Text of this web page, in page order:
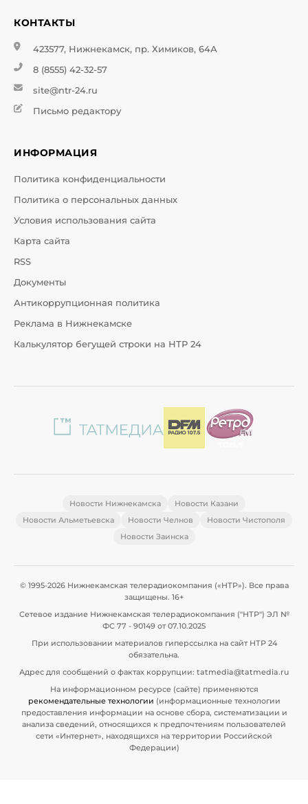
КОНТАКТЫ
423577, Нижнекамск, пр. Химиков, 64А
8 (8555) 42-32-57
site@ntr-24.ru
Письмо редактору
ИНФОРМАЦИЯ
Политика конфиденциальности
Политика о персональных данных
Условия использования сайта
Карта сайта
RSS
Документы
Антикоррупционная политика
Реклама в Нижнекамске
Калькулятор бегущей строки на НТР 24
Новости Нижнекамска
Новости Казани
Новости Альметьевска
Новости Челнов
Новости Чистополя
Новости Заинска
© 1995-2026 Нижнекамская телерадиокомпания («НТР»). Все права
защищены. 16+
Сетевое издание Нижнекамская телерадиокомпания ("НТР") ЭЛ №
ФС 77 - 90149 от 07.10.2025
При использовании материалов гиперссылка на сайт НТР 24
обязательна.
Адрес для сообщений о фактах коррупции: tatmedia@tatmedia.ru
На информационном ресурсе (сайте) применяются
рекомендательные технологии (информационные технологии
предоставления информации на основе сбора, систематизации и
анализа сведений, относящихся к предпочтениям пользователей
сети «Интернет», находящихся на территории Российской
Федерации)